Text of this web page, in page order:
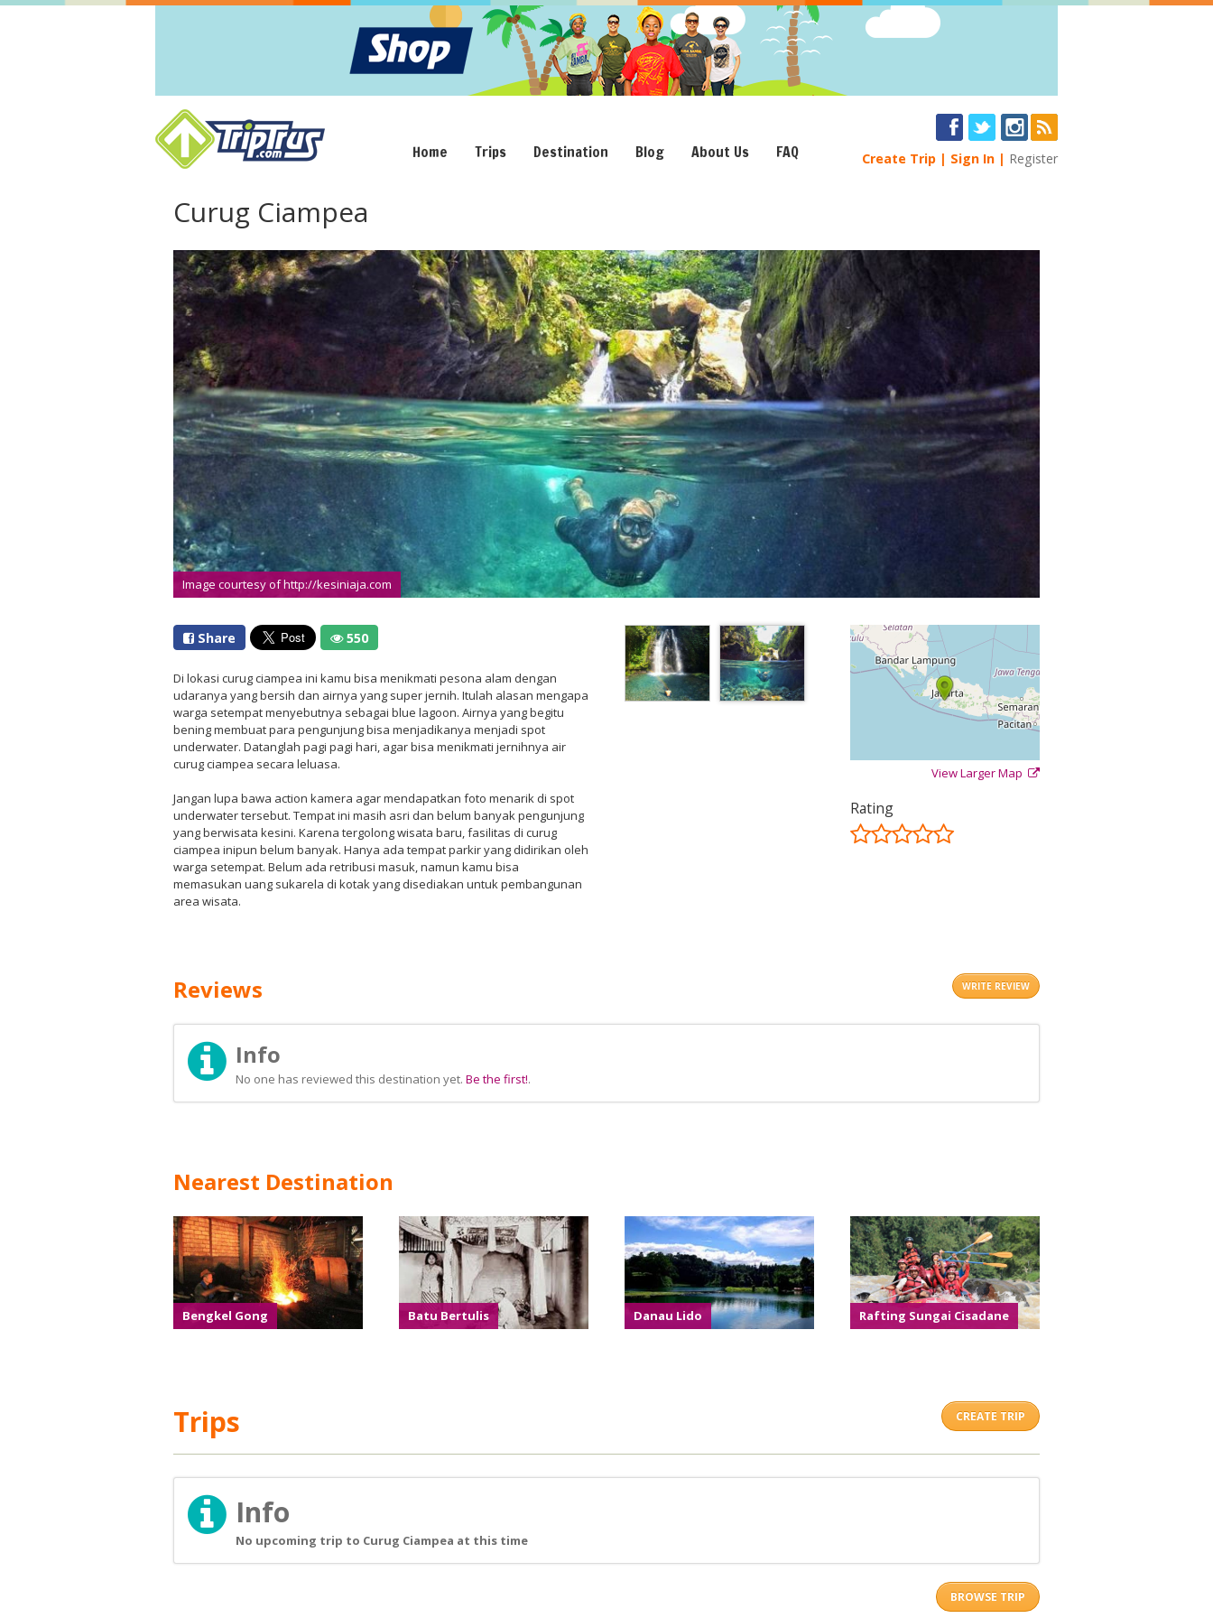
Home Trips Destination Blog About Us FAQ Create Trip Sign In Register
Curug Ciampea
Image courtesy of http://kesiniaja.com
Share 550
Di lokasi curug ciampea ini kamu bisa menikmati pesona alam dengan
udaranya yang bersih dan airnya yang super jernih. Itulah alasan mengapa
warga setempat menyebutnya sebagai blue lagoon. Airnya yang begitu
bening membuat para pengunjung bisa menjadikanya menjadi spot
underwater. Datanglah pagi pagi hari, agar bisa menikmati jernihnya air
curug ciampea secara leluasa.
Jangan lupa bawa action kamera agar mendapatkan foto menarik di spot
underwater tersebut. Tempat ini masih asri dan belum banyak pengunjung
yang berwisata kesini. Karena tergolong wisata baru, fasilitas di curug
ciampea inipun belum banyak. Hanya ada tempat parkir yang didirikan oleh
warga setempat. Belum ada retribusi masuk, namun kamu bisa
memasukan uang sukarela di kotak yang disediakan untuk pembangunan
area wisata.
View Larger Map
Rating
WRITE REVIEW
Reviews
Info
No one has reviewed this destination yet. Be the first!.
Nearest Destination
Bengkel Gong Batu Bertulis Danau Lido Rafting Sungai Cisadane
Trips CREATE TRIP
Info
No upcoming trip to Curug Ciampea at this time
BROWSE TRIP